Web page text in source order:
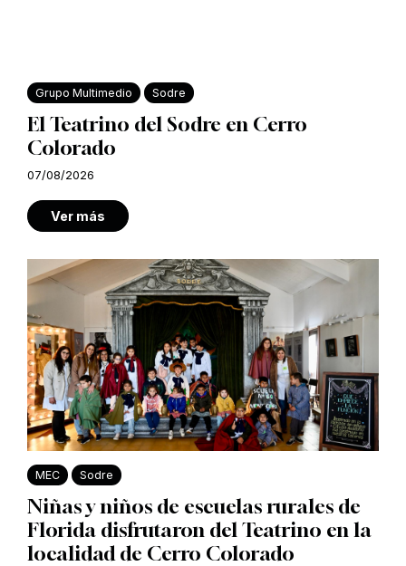
Grupo Multimedio Sodre
El Teatrino del Sodre en Cerro
Colorado
07/08/2026
Ver más
MEC Sodre
Niñas y niños de escuelas rurales de
Florida disfrutaron del Teatrino en la
localidad de Cerro Colorado